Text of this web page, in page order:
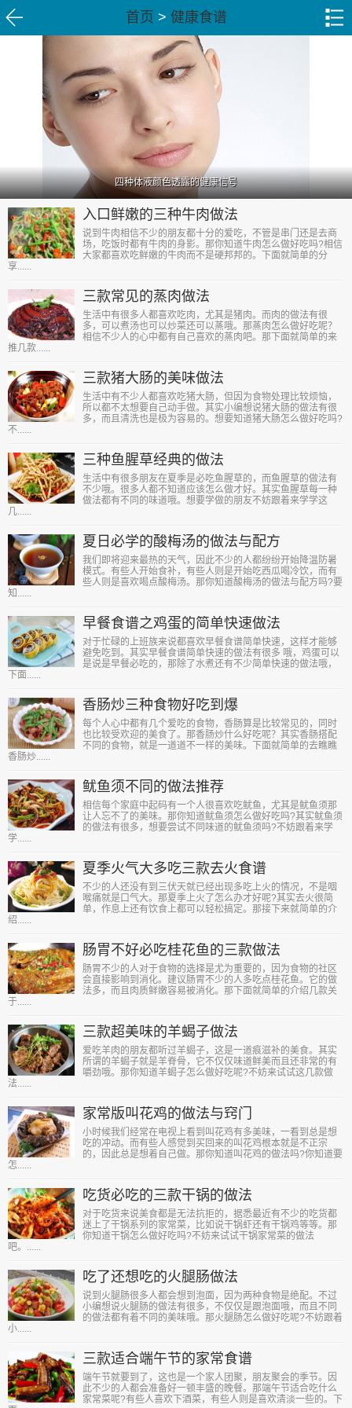
首页 > 健康食谱
四种体液颜色透露的健康信号
入口鲜嫩的三种牛肉做法
说到牛肉相信不少的朋友都十分的爱吃，不管是串门还是去商
场，吃饭时都有牛肉的身影。那你知道牛肉怎么做好吃吗?相信
大家都喜欢吃鲜嫩的牛肉而不是硬邦邦的。下面就简单的分
享......
三款常见的蒸肉做法
生活中有很多人都喜欢吃肉，尤其是猪肉。而肉的做法有很
多，可以煮汤也可以炒菜还可以蒸哦。那蒸肉怎么做好吃呢？
相信不少人的心中都有自己喜欢的蒸肉吧。那下面就简单的来
推几款......
三款猪大肠的美味做法
生活中有不少人都喜欢吃猪大肠，但因为食物处理比较烦恼，
所以都不太想要自己动手做。其实小编想说猪大肠的做法有很
多，而且清洗也是极为容易的。想要知道猪大肠怎么做好吃吗?
不......
三种鱼腥草经典的做法
生活中有很多朋友在夏季是必吃鱼腥草的，而鱼腥草的做法有
不少哦。很多人都不知道应该怎么做才好。其实鱼腥草每一种
做法都有不同的味道哦。想要学做的朋友不妨跟着来学学这
几......
夏日必学的酸梅汤的做法与配方
我们即将迎来最热的天气，因此不少的人都纷纷开始降温防暑
模式。有些人开始食补，有些人则是开始吃西瓜喝冷饮，而有
些人则是喜欢喝点酸梅汤。那你知道酸梅汤的做法与配方吗?要
知......
早餐食谱之鸡蛋的简单快速做法
对于忙碌的上班族来说都喜欢早餐食谱简单快速，这样才能够
避免吃到。其实早餐食谱简单快速的做法有很多 哦，鸡蛋可以
是说是早餐必吃的，那除了水煮还有不少简单快速的做法哦，
下面......
香肠炒三种食物好吃到爆
每个人心中都有几个爱吃的食物，香肠算是比较常见的，同时
也比较受欢迎的美食了。那香肠炒什么好吃呢？其实香肠搭配
不同的食物，就是一道道不一样的美味。下面就简单的去瞧瞧
香肠炒......
鱿鱼须不同的做法推荐
相信每个家庭中起码有一个人很喜欢吃鱿鱼，尤其是鱿鱼须那
让人忘不了的美味。那你知道鱿鱼须怎么做好吃吗?其实鱿鱼须
的做法有很多，想要尝试不同味道的鱿鱼须吗?不妨跟着来学
学......
夏季火气大多吃三款去火食谱
不少的人还没有到三伏天就已经出现多吃上火的情况，不是咽
喉痛就是口气大。那夏季上火了怎么办才好呢?其实去火很简
单，作息上还有饮食上都可以轻松搞定。那接下来就简单的介
绍......
肠胃不好必吃桂花鱼的三款做法
肠胃不少的人对于食物的选择是尤为重要的，因为食物的社区
会直接影响到消化。建议肠胃不少的人多吃点桂花鱼。它的做
法多，而且肉质鲜嫩容易被消化。那下面就简单的介绍几款关
于......
三款超美味的羊蝎子做法
爱吃羊肉的朋友都听过羊蝎子，这是一道痕滋补的美食。其实
所谓的羊蝎子就是羊脊骨，它不仅仅味道鲜美而且还非常的有
嚼劲哦。那你知道羊蝎子怎么做好吃呢?不妨来试试这几款做
法......
家常版叫花鸡的做法与窍门
小时候我们经常在电视上看到叫花鸡有多美味，一看到总是想
吃的冲动。而有些人感觉到买回来的叫花鸡根本就是不正宗
的，因此总是想着自己做。那你知道叫花鸡的做法吗?你知道要
怎......
吃货必吃的三款干锅的做法
对于吃货来说美食都是无法抗拒的，据悉最近有不少的吃货都
迷上了干锅系列的家常菜，比如说干锅虾还有干锅鸡等等。那
你知道干锅怎么做好吃吗?不妨来试试干锅家常菜的做法
吧。......
吃了还想吃的火腿肠做法
说到火腿肠很多人都会想到泡面，因为两种食物是绝配。不过
小编想说火腿肠的做法有很多，不仅仅是跟泡面哦，而且不同
的做法都有着不同的美味哦。那火腿肠怎么做好吃呢?不妨跟着
小......
三款适合端午节的家常食谱
端午节就要到了，这也是一个家人团聚，朋友聚会的季节。因
此不少的人都会准备好一顿丰盛的晚餐。那端午节适合吃什么
家常菜呢?有些人喜欢下酒菜，有些人则是喜欢清淡一些的。下